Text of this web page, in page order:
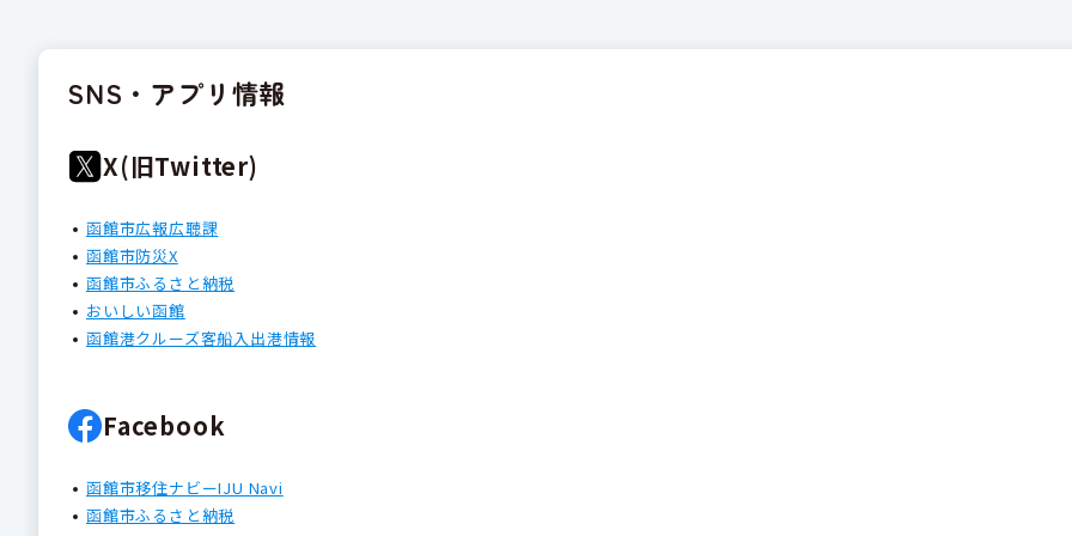
SNS・アプリ情報
X(旧Twitter)
函館市広報広聴課
函館市防災X
函館市ふるさと納税
おいしい函館
函館港クルーズ客船入出港情報
Facebook
函館市移住ナビーIJU Navi
函館市ふるさと納税